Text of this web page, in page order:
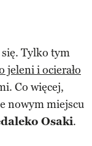
się. Tylko tym
jeleni i ocierało
Co więcej,
nowym miejscu
Osaki.